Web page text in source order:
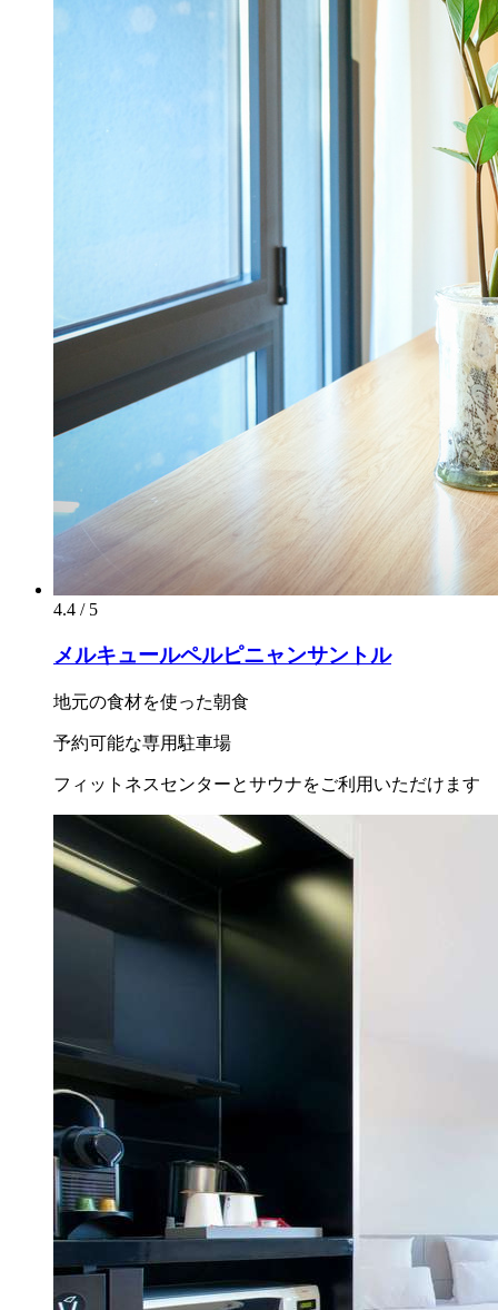
4.4 / 5
メルキュールペルピニャンサントル
地元の食材を使った朝食
予約可能な専用駐車場
フィットネスセンターとサウナをご利用いただけます